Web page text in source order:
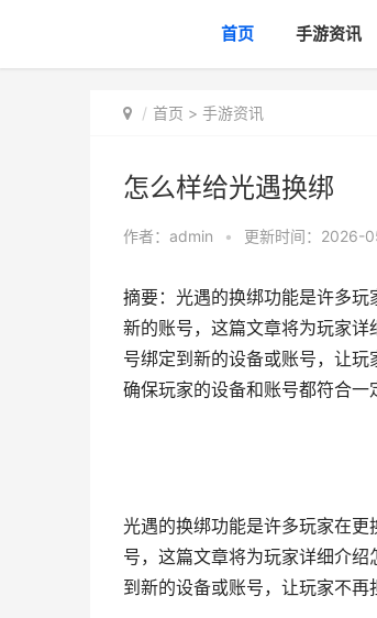
首页 手游资讯
首页 > 手游资讯
怎么样给光遇换绑
作者： admin • 更新时间：2026-
摘要：光遇的换绑功能是许多
新的账号，这篇文章将为玩家
号绑定到新的设备或账号，让
确保玩家的设备和账号都符合
光遇的换绑功能是许多玩家在
号，这篇文章将为玩家详细介
到新的设备或账号，让玩家不再